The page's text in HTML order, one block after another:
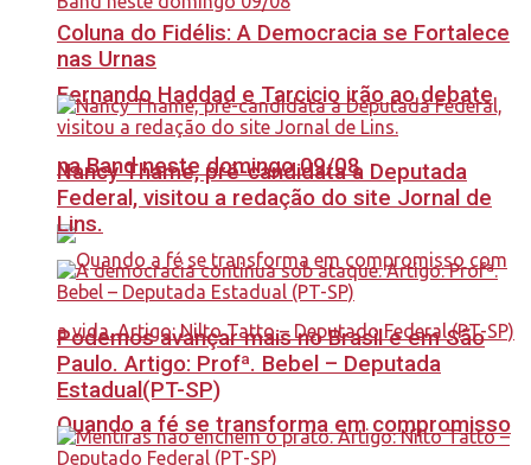
Fernando Haddad e Tarcicio irão ao debate
na Band neste domingo 09/08
Quando a fé se transforma em compromisso
Coluna do Fidélis: A Democracia se Fortalece
nas Urnas
Nancy Thame, pré-candidata a Deputada
Federal, visitou a redação do site Jornal de
Lins.
Podemos avançar mais no Brasil e em São
Paulo. Artigo: Profª. Bebel – Deputada
Estadual(PT-SP)